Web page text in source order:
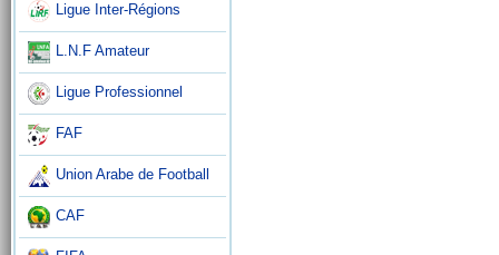
Ligue Inter-Régions
L.N.F Amateur
Ligue Professionnel
FAF
Union Arabe de Football
CAF